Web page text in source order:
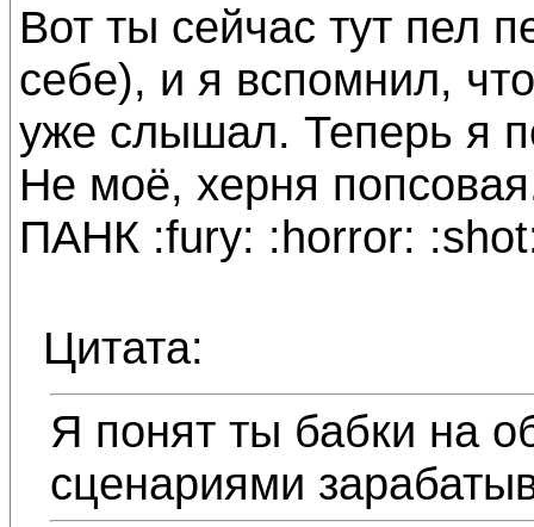
Вот ты сейчас тут пел
себе), и я вспомнил,
уже слышал. Теперь я
Не моё, херня
ПАНК :fury: :horror:
Цитата:
Я понят ты бабки на
сценариями